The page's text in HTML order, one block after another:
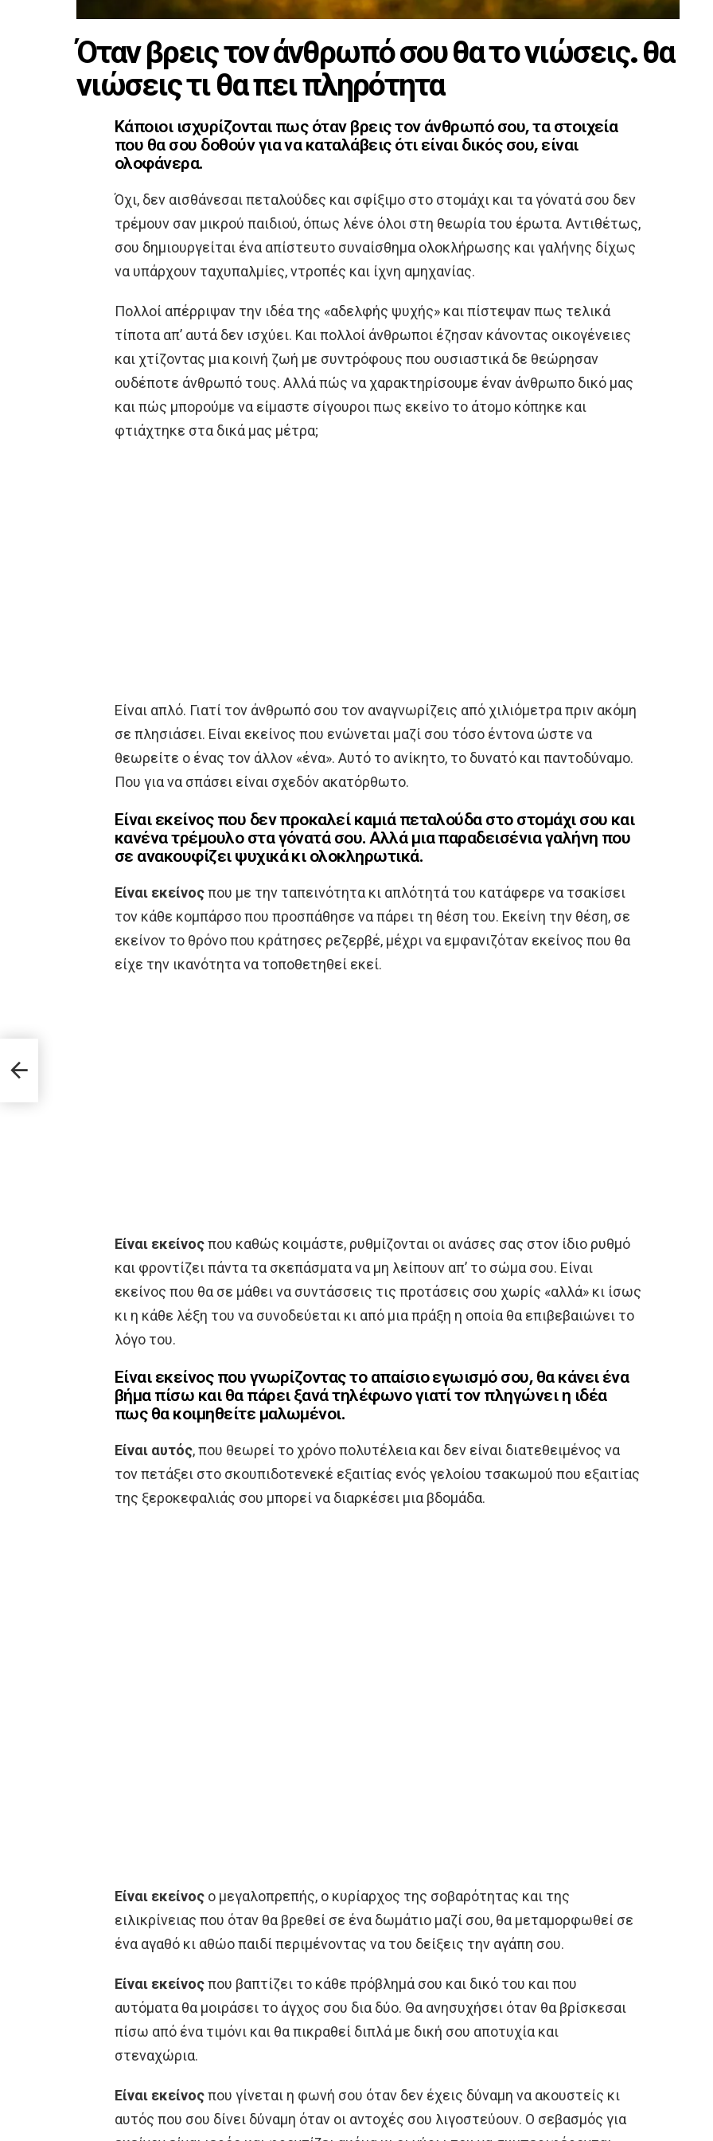
Όταν βρεις τον άνθρωπό σου θα το νιώσεις. θα
νιώσεις τι θα πει πληρότητα
Κάποιοι ισχυρίζονται πως όταν βρεις τον άνθρωπό σου, τα στοιχεία
που θα σου δοθούν για να καταλάβεις ότι είναι δικός σου, είναι
ολοφάνερα.
Όχι, δεν αισθάνεσαι πεταλούδες και σφίξιμο στο στομάχι και τα γόνατά σου δεν
τρέμουν σαν μικρού παιδιού, όπως λένε όλοι στη θεωρία του έρωτα. Αντιθέτως,
σου δημιουργείται ένα απίστευτο συναίσθημα ολοκλήρωσης και γαλήνης δίχως
να υπάρχουν ταχυπαλμίες, ντροπές και ίχνη αμηχανίας.
Πολλοί απέρριψαν την ιδέα της «αδελφής ψυχής» και πίστεψαν πως τελικά
τίποτα απ’ αυτά δεν ισχύει. Και πολλοί άνθρωποι έζησαν κάνοντας οικογένειες
και χτίζοντας μια κοινή ζωή με συντρόφους που ουσιαστικά δε θεώρησαν
ουδέποτε άνθρωπό τους. Αλλά πώς να χαρακτηρίσουμε έναν άνθρωπο δικό μας
και πώς μπορούμε να είμαστε σίγουροι πως εκείνο το άτομο κόπηκε και
φτιάχτηκε στα δικά μας μέτρα;
Είναι απλό. Γιατί τον άνθρωπό σου τον αναγνωρίζεις από χιλιόμετρα πριν ακόμη
σε πλησιάσει. Είναι εκείνος που ενώνεται μαζί σου τόσο έντονα ώστε να
θεωρείτε ο ένας τον άλλον «ένα». Αυτό το ανίκητο, το δυνατό και παντοδύναμο.
Που για να σπάσει είναι σχεδόν ακατόρθωτο.
Είναι εκείνος που δεν προκαλεί καμιά πεταλούδα στο στομάχι σου και
κανένα τρέμουλο στα γόνατά σου. Αλλά μια παραδεισένια γαλήνη που
σε ανακουφίζει ψυχικά κι ολοκληρωτικά.
Είναι εκείνοςπου με την ταπεινότητα κι απλότητά του κατάφερε να τσακίσει
τον κάθε κομπάρσο που προσπάθησε να πάρει τη θέση του. Εκείνη την θέση, σε
εκείνον το θρόνο που κράτησες ρεζερβέ, μέχρι να εμφανιζόταν εκείνος που θα
είχε την ικανότητα να τοποθετηθεί εκεί.
Είναι εκείνοςπου καθώς κοιμάστε, ρυθμίζονται οι ανάσες σας στον ίδιο ρυθμό
και φροντίζει πάντα τα σκεπάσματα να μη λείπουν απ’ το σώμα σου. Είναι
εκείνος που θα σε μάθει να συντάσσεις τις προτάσεις σου χωρίς «αλλά» κι ίσως
κι η κάθε λέξη του να συνοδεύεται κι από μια πράξη η οποία θα επιβεβαιώνει το
λόγο του.
Είναι εκείνος που γνωρίζοντας το απαίσιο εγωισμό σου, θα κάνει ένα
βήμα πίσω και θα πάρει ξανά τηλέφωνο γιατί τον πληγώνει η ιδέα
πως θα κοιμηθείτε μαλωμένοι.
Είναι αυτός, που θεωρεί το χρόνο πολυτέλεια και δεν είναι διατεθειμένος να
τον πετάξει στο σκουπιδοτενεκέ εξαιτίας ενός γελοίου τσακωμού που εξαιτίας
της ξεροκεφαλιάς σου μπορεί να διαρκέσει μια βδομάδα.
Είναι εκείνος ο μεγαλοπρεπής, ο κυρίαρχος της σοβαρότητας και της
ειλικρίνειας που όταν θα βρεθεί σε ένα δωμάτιο μαζί σου, θα μεταμορφωθεί σε
ένα αγαθό κι αθώο παιδί περιμένοντας να του δείξεις την αγάπη σου.
Είναι εκείνοςπου βαπτίζει το κάθε πρόβλημά σου και δικό του και που
αυτόματα θα μοιράσει το άγχος σου δια δύο. Θα ανησυχήσει όταν θα βρίσκεσαι
πίσω από ένα τιμόνι και θα πικραθεί διπλά με δική σου αποτυχία και
στεναχώρια.
Είναι εκείνοςπου γίνεται η φωνή σου όταν δεν έχεις δύναμη να ακουστείς κι
αυτός που σου δίνει δύναμη όταν οι αντοχές σου λιγοστεύουν. Ο σεβασμός για